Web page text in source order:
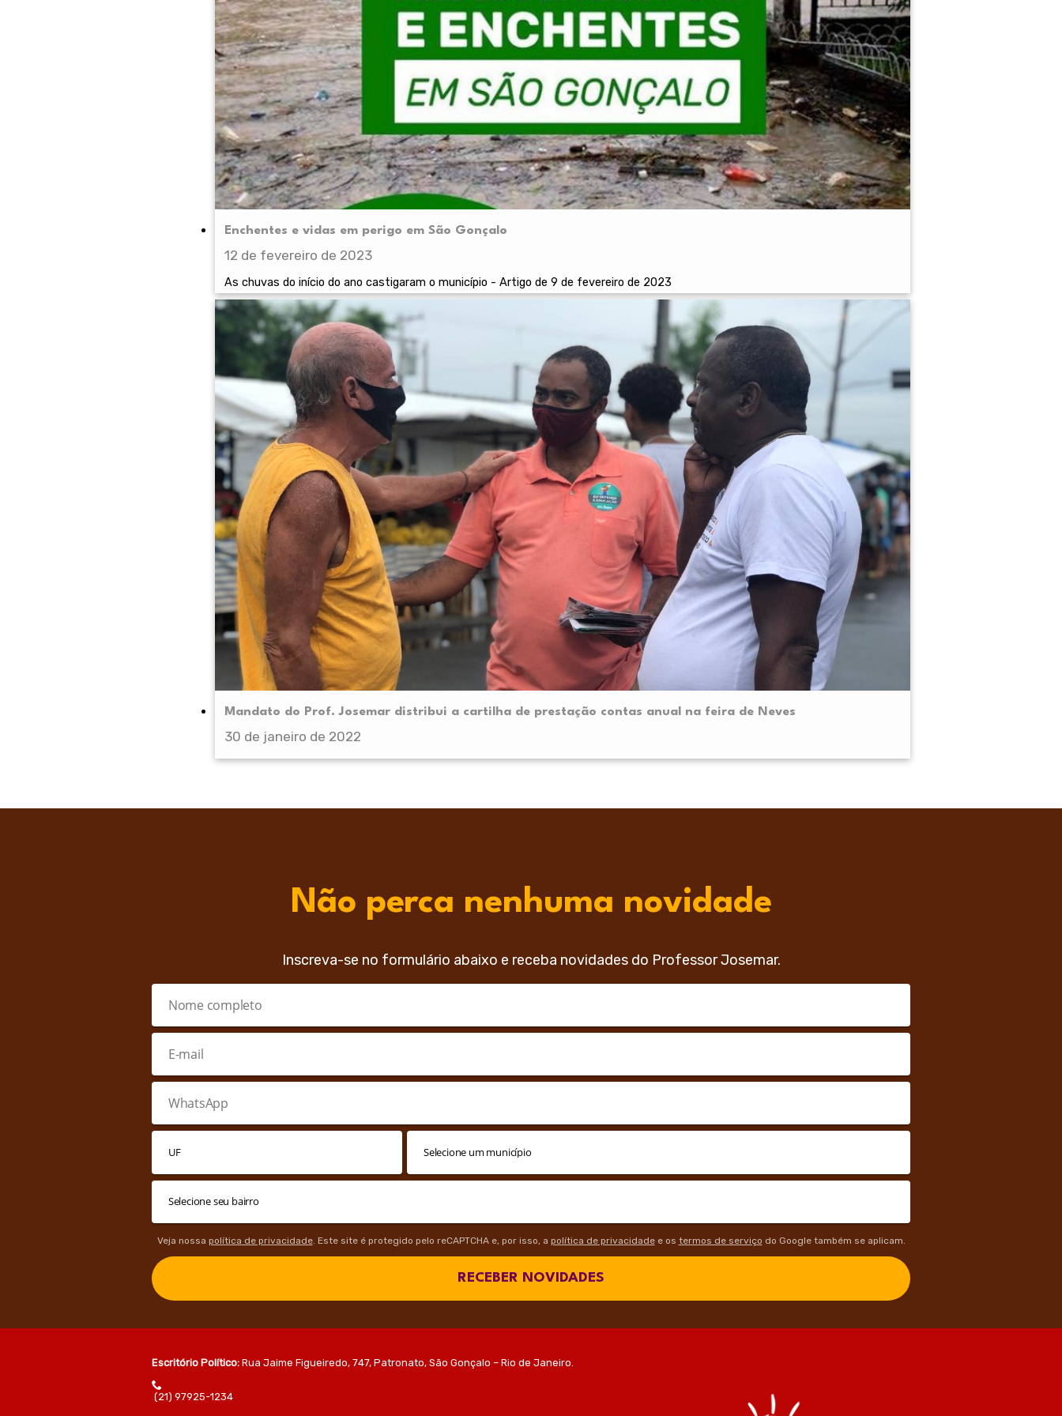
Enchentes e vidas em perigo em São Gonçalo
12 de fevereiro de 2023
As chuvas do início do ano castigaram o município - Artigo de 9 de fevereiro de 2023
Mandato do Prof. Josemar distribui a cartilha de prestação contas anual na feira de Neves
30 de janeiro de 2022
Não perca nenhuma novidade
Inscreva-se no formulário abaixo e receba novidades do Professor Josemar.
Veja nossa política de privacidade. Este site é protegido pelo reCAPTCHA e, por isso, a política de privacidadee os termos de serviço do Google também se aplicam.
RECEBER NOVIDADES
Escritório Político: Rua Jaime Figueiredo, 747, Patronato, São Gonçalo – Rio de Janeiro.
(21) 97925-1234